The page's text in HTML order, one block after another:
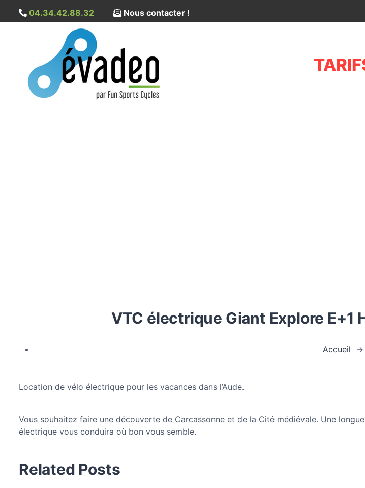
04.34.42.88.32 Nous contacter !
VTC électrique Giant Explore E+1
VTC électrique Giant Explore E+1
Accueil →
Location de vélo électrique pour les vacances dans l’Aude.
Vous souhaitez faire une découverte de Carcassonne et de la Cité médiévale. Une
électrique vous conduira où bon vous semble.
Related Posts